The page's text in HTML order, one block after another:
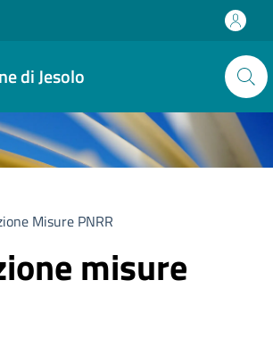
di Jesolo
Misure PNRR
misure